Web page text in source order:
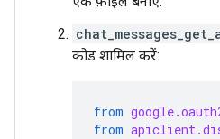
कोड शामिल करें:
from
from